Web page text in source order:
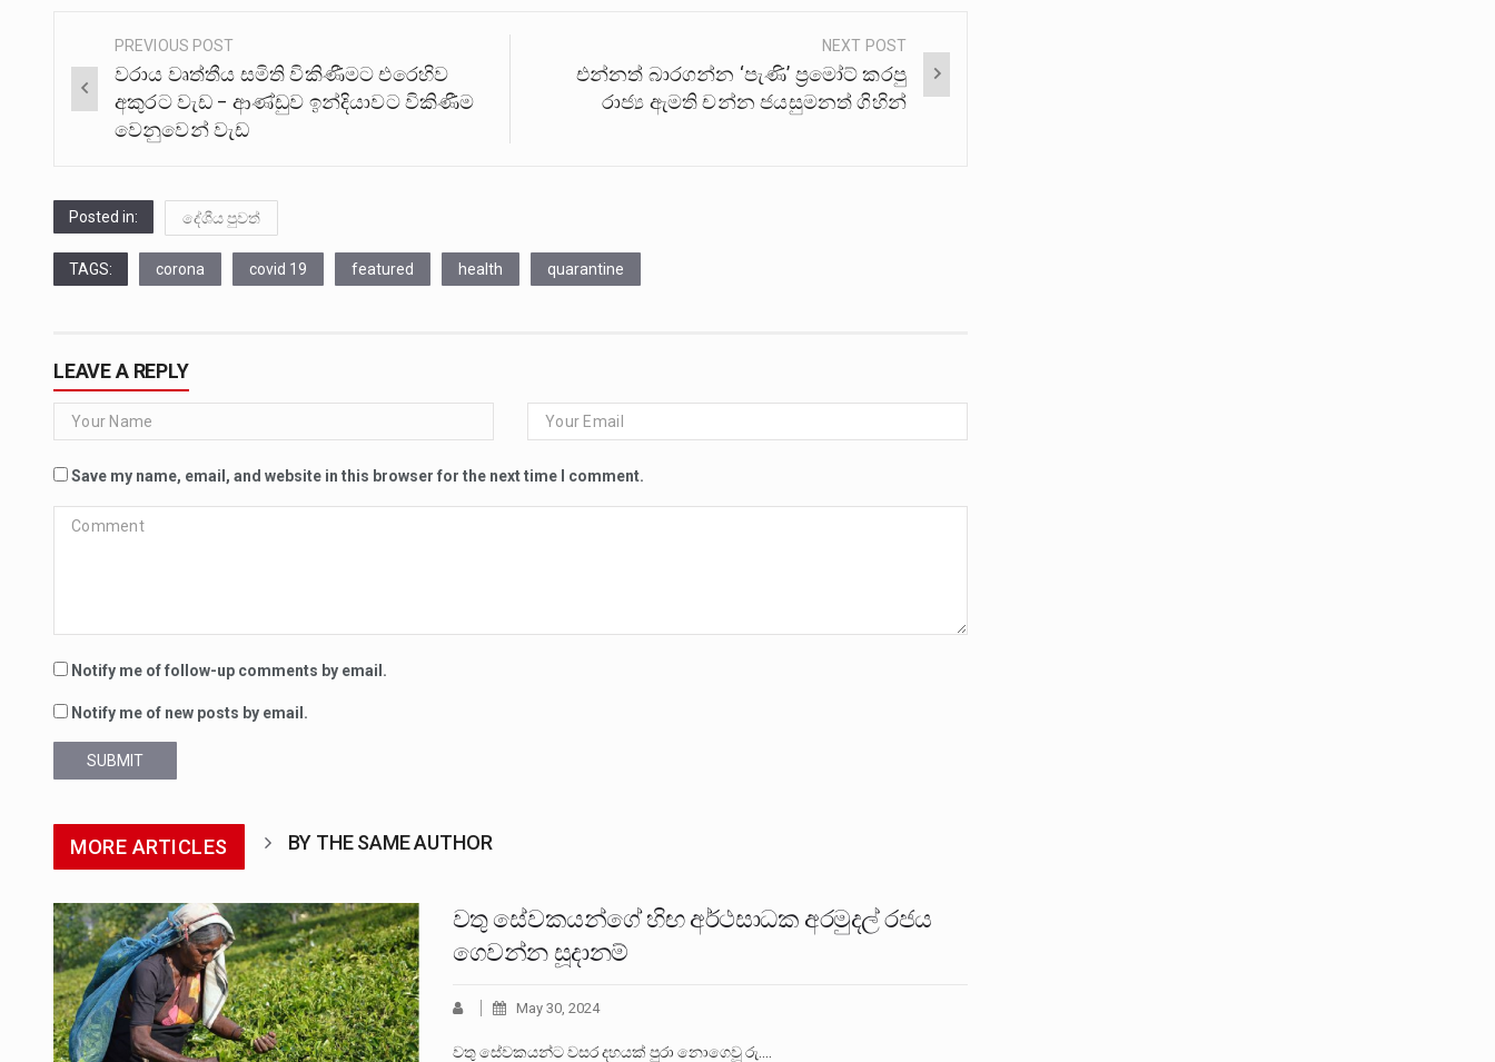
Post
navigation
PREVIOUS POST
වරාය වෘත්තීය සමිති විකිණීමට එරෙහිව
අකුරට වැඩ – ආණ්ඩුව ඉන්දියාවට විකිණීම
වෙනුවෙන් වැඩ
NEXT POST
එන්නත් බාරගන්න ‘පැණි’ ප්‍රමෝට් කරපු
රාජ්‍ය ඇමති චන්න ජයසුමනත් ගිහින්
Posted in: දේශීය පුවත්
TAGS: corona covid 19 featured health quarantine
LEAVE A REPLY
Save my name, email, and website in this browser for the next time I comment.
Notify me of follow-up comments by email.
Notify me of new posts by email.
SUBMIT
MORE ARTICLES BY THE SAME AUTHOR
වතු සේවකයන්ගේ හිඟ අර්ථසාධක අරමුදල් රජය
ගෙවන්න සූදානම්
May 30, 2024
වතු සේවකයන්ට වසර දහයක් පුරා නොගෙවූ රු.…